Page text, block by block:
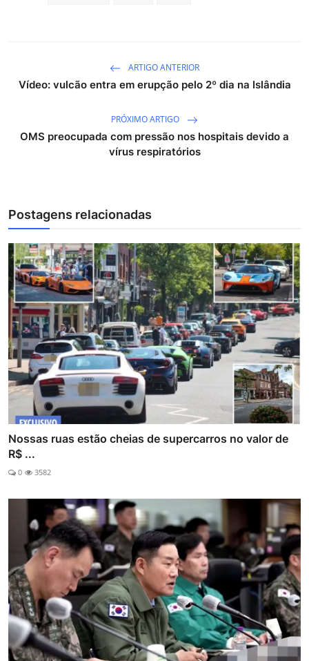
ARTIGO ANTERIOR
Vídeo: vulcão entra em erupção pelo 2º dia na Islândia
PRÓXIMO ARTIGO
OMS preocupada com pressão nos hospitais devido a
vírus respiratórios
Postagens relacionadas
Nossas ruas estão cheias de supercarros no valor de
R$ ...
0 3582